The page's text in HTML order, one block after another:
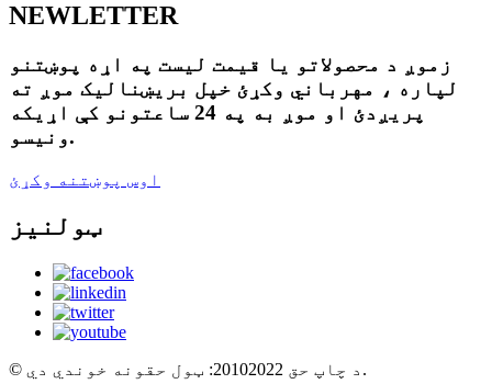
NEWLETTER
زموږ د محصولاتو یا قیمت لیست په اړه پوښتنو
لپاره ، مهرباني وکړئ خپل بریښنالیک موږ ته
پریږدئ او موږ به په 24 ساعتونو کې اړیکه
ونیسو.
اوس پوښتنه وکړئ
ټولنیز
© د چاپ حق 20102022: ټول حقونه خوندي دي.